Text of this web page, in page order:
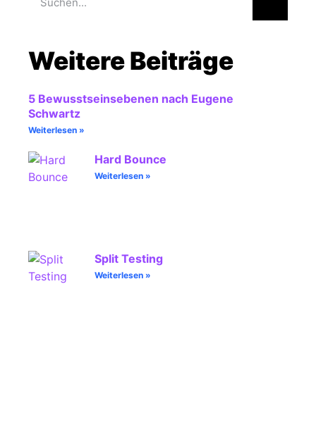
Weitere Beiträge
5 Bewusstseinsebenen nach Eugene
Schwartz
Weiterlesen »
Hard Bounce
Weiterlesen »
Split Testing
Weiterlesen »